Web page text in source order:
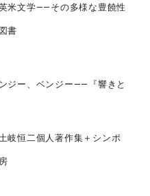
米文学――その多様な豊饒性
書
ジー、ベンジー――『響きと
岐恒二個人著作集＋シンポ